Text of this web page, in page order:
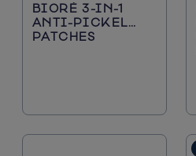
BIORÉ 3-IN-1
ANTI-PICKEL
PATCHES